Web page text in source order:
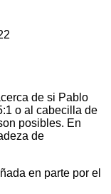
de si Pablo
o al cabecilla de
posibles. En
de
en parte por el